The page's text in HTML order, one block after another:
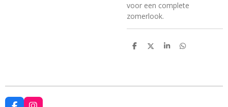
voor een complete
zomerlook.
D
D
S
D